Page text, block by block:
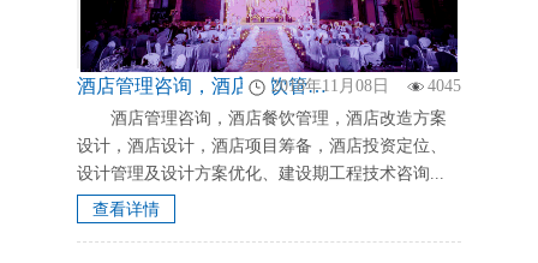
酒店管理咨询，酒店餐饮管理，酒店改造方案设计，酒店设计，酒店项目筹备，酒店投资定位、设计管理及设计方案优化、建设期工程技术咨询
2018年11月08日
4045
酒店管理咨询，酒店餐饮管理，酒店改造方案
设计，酒店设计，酒店项目筹备，酒店投资定位、
设计管理及设计方案优化、建设期工程技术咨询...
查看详情